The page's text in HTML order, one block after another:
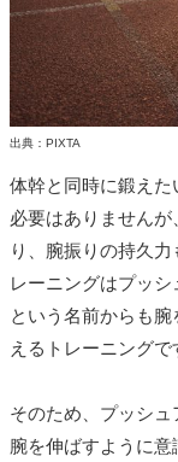
出典：PIXTA
体幹と同時に鍛え
必要はありません
り、腕振りの持久
レーニングはプッシ
という名前からも
えるトレーニングで
そのため、プッシ
腕を伸ばすように